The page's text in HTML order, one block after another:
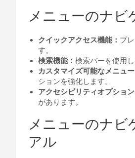
メニューのナビ
クイックアクセス機能： プ
す。
検索機能： 検索バーを使用
カスタマイズ可能なメニュー
ションを強化します。
アクセシビリティオプション
があります。
メニューのナビ
アル